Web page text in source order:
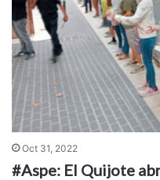
Oct 31, 2022
#Aspe: El Quijote